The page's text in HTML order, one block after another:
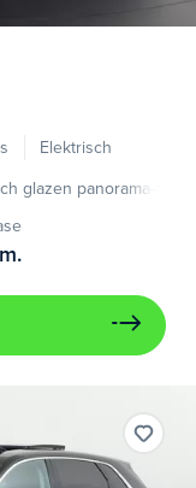
Elektrisch
glazen panorama-dak